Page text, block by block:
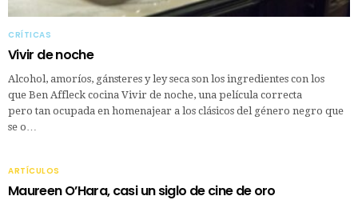
CRÍTICAS
Vivir de noche
Alcohol, amoríos, gánsteres y ley seca son los ingredientes con los
que Ben Affleck cocina Vivir de noche, una película correcta
pero tan ocupada en homenajear a los clásicos del género negro que
se o…
ARTÍCULOS
Maureen O’Hara, casi un siglo de cine de oro